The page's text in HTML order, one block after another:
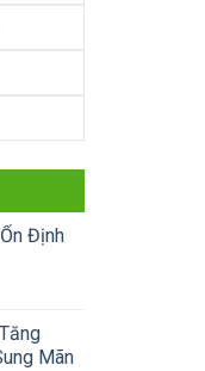
Định
Mãn